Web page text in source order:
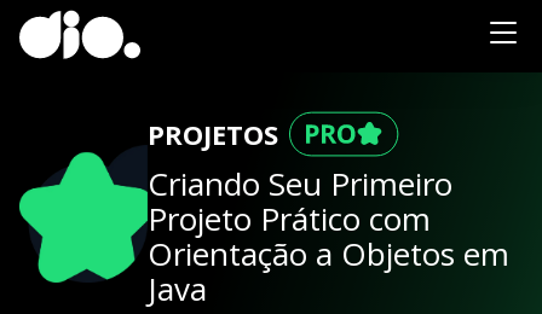
PROJETOS
Criando Seu Primeiro
Projeto Prático com
Orientação a Objetos em
Java